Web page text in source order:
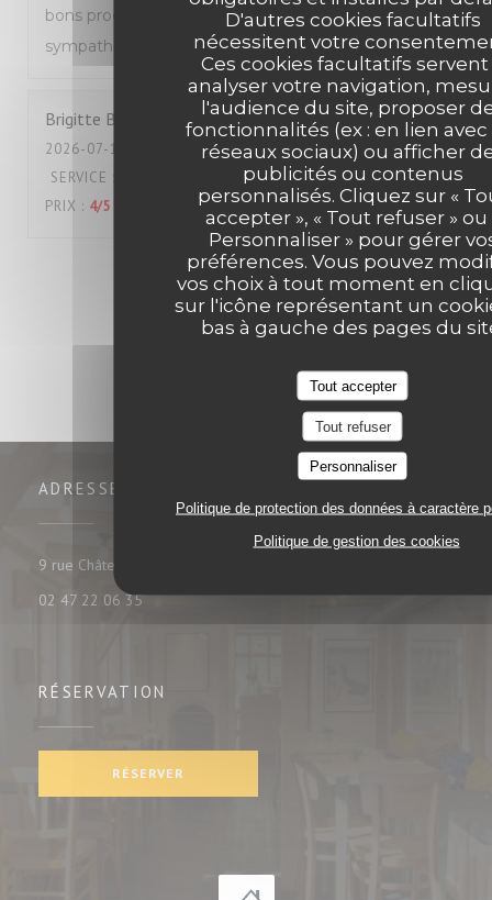
D'autres cookies facultatifs
nécessitent votre
Ces cookies facultatifs servent
analyser votre navigation,
l'audience du site, proposer
fonctionnalités (ex : en lien avec
réseaux sociaux) ou afficher
publicités ou contenus
personnalisés. Cliquez sur «
accepter », « Tout refuser » ou
Personnaliser » pour gérer
préférences. Vous pouvez
vos choix à tout moment en
sur l'icône représentant un
bas à gauche des pages du
Tout accepter
Tout refuser
Personnaliser
Politique de protection des données à caractère
Politique de gestion des cookies
bons produits et très bon service, équipe très
sympathique, écoute au top
Brigitte B
2026-07-18
- 12:00 - COUVERTS 2
SERVICE
/5 CUISINE: 5 /5 QUALITÉ /
PRIX : 4/5
1 2 3
ADRESSE
9 rue Châteauneuf 37000 tours
02 47 22 06 35
RÉSERVATION
RÉSERVER